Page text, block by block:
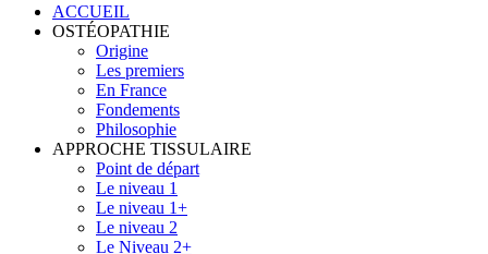
ACCUEIL
OSTÉOPATHIE
Origine
Les premiers
En France
Fondements
Philosophie
APPROCHE TISSULAIRE
Point de départ
Le niveau 1
Le niveau 1+
Le niveau 2
Le Niveau 2+